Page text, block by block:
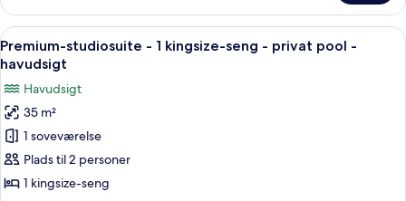
-
havudsigt
værelse
1
kingsize-
-
balkon
havudsigt
Indlæs
alle
billeder
af
Premium-
studiosuite
-
1
Et moderne værelse med en stor
17
Premium-studiosuite - 1 kingsize-seng - privat pool -
havudsigt
Havudsigt
35 m²
1 soveværelse
Plads til 2 personer
1 kingsize-seng